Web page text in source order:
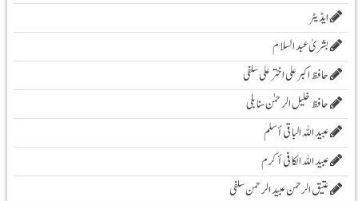
ایڈیٹر
بشریٰ عبد السلام
حافظ اکبر علی اخترعلی سلفی
حافظ خلیل الرحمٰن سنابلی
عبید اللہ الباقی أسلم
عبید اللہ الکافی أکرم
عتیق الرحمن عبید الرحمن سلفی